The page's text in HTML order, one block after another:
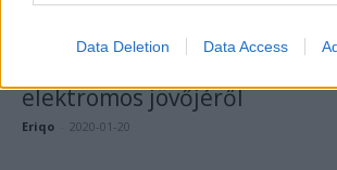
Data Deletion Data Access
elektromos jövőjéről
Eriqo 2020-01-20